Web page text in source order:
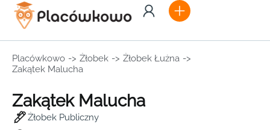
Placówkowo -> Żłobek -> Żłobek Łużna ->
Zakątek Malucha
Zakątek Malucha
Żłobek Publiczny